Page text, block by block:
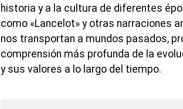
historia y a la cultura de diferentes
como «Lancelot» y otras narraciones
nos transportan a mundos pasados,
comprensión más profunda de la
y sus valores a lo largo del tiempo.